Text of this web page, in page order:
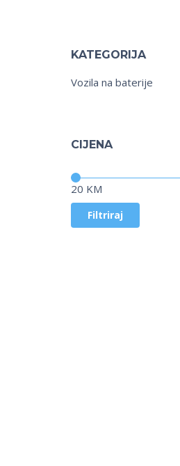
KATEGORIJA
Vozila na baterije
CIJENA
Filtriraj
20 KM